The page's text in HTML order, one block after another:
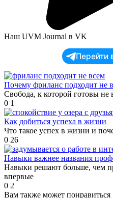
Наш UVM Journal в VK
Перейти
Почему фриланс подходит не
Свобода, к которой готовы не
0 1
Как добиться успеха в жизни
Что такое успех в жизни и
0 26
Навыки важнее названия
Навыки решают больше, чем
впервые
0 2
Вам также может понравиться